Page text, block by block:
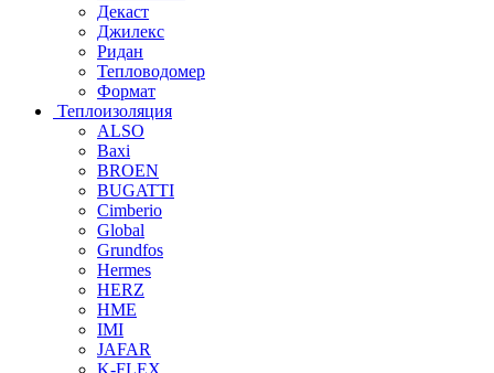
Декаст
Джилекс
Ридан
Тепловодомер
Формат
Теплоизоляция
ALSO
Baxi
BROEN
BUGATTI
Cimberio
Global
Grundfos
Hermes
HERZ
HME
IMI
JAFAR
K-FLEX